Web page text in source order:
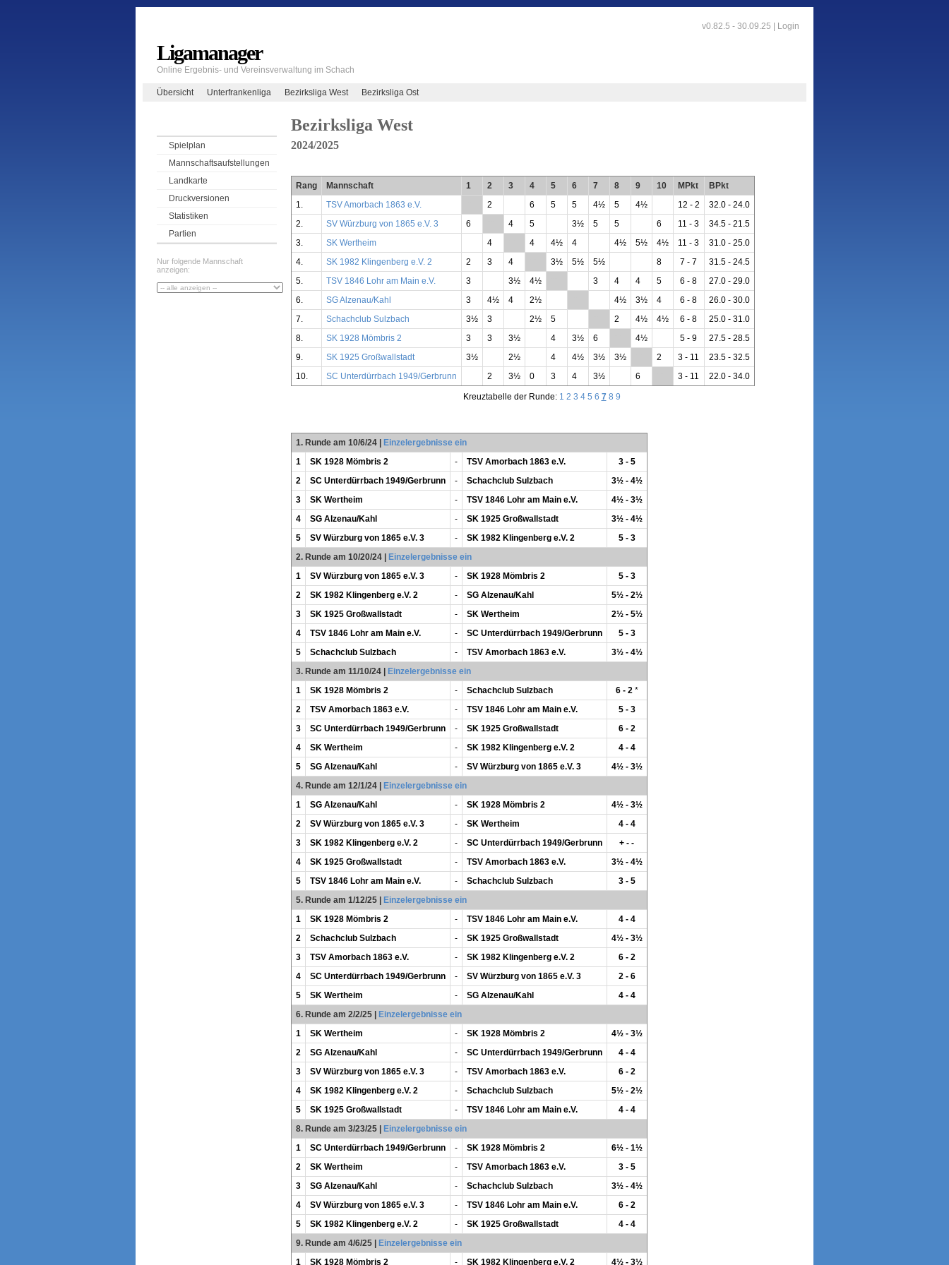
v0.82.5 - 30.09.25 | Login
Ligamanager
Online Ergebnis- und Vereinsverwaltung im Schach
Übersicht Unterfrankenliga Bezirksliga West Bezirksliga Ost
Spielplan
Mannschaftsaufstellungen
Landkarte
Druckversionen
Statistiken
Partien
Nur folgende Mannschaft
anzeigen:
Bezirksliga West
2024/2025
Rang Mannschaft 1 2 3 4 5 6 7 8 9 10 MPkt
BPkt
1.
TSV Amorbach 1863 e.V. 2 6 5 5 4½ 5 4½ 12 - 2
32.0 - 24.0
2.
SV Würzburg von 1865 e.V. 3 6 4 5 3½ 5 5 6 11 - 3
34.5 - 21.5
3.
SK Wertheim 4 4 4½ 4 4½ 5½ 4½ 11 - 3
31.0 - 25.0
4.
SK 1982 Klingenberg e.V. 2 2 3 4 3½ 5½ 5½ 8 7 - 7
31.5 - 24.5
5.
TSV 1846 Lohr am Main e.V. 3 3½ 4½ 3 4 4 5 6 - 8
27.0 - 29.0
6.
SG Alzenau/Kahl 3 4½ 4 2½ 4½ 3½ 4 6 - 8
26.0 - 30.0
7.
Schachclub Sulzbach 3½ 3 2½ 5 2 4½ 4½ 6 - 8
25.0 - 31.0
8.
SK 1928 Mömbris 2 3 3 3½ 4 3½ 6 4½ 5 - 9
27.5 - 28.5
9.
SK 1925 Großwallstadt 3½ 2½ 4 4½ 3½ 3½ 2 3 - 11
23.5 - 32.5
10.
SC Unterdürrbach 1949/Gerbrunn 2 3½ 0 3 4 3½ 6 3 - 11 22.0 - 34.0
Kreuztabelle der Runde: 1 2 3 4 5 6 7 8 9
1. Runde am 10/6/24| Einzelergebnisse ein
1
SK 1928 Mömbris 2 - TSV Amorbach 1863 e.V.
3 - 5
2
SC Unterdürrbach 1949/Gerbrunn - Schachclub Sulzbach
3½ - 4½
3
SK Wertheim - TSV 1846 Lohr am Main e.V.
4½ - 3½
4
SG Alzenau/Kahl - SK 1925 Großwallstadt
3½ - 4½
5
SV Würzburg von 1865 e.V. 3 - SK 1982 Klingenberg e.V. 2
5 - 3
2. Runde am 10/20/24| Einzelergebnisse ein
1
SV Würzburg von 1865 e.V. 3 - SK 1928 Mömbris 2
5 - 3
2
SK 1982 Klingenberg e.V. 2 - SG Alzenau/Kahl
5½ - 2½
3
SK 1925 Großwallstadt - SK Wertheim
2½ - 5½
4
TSV 1846 Lohr am Main e.V. - SC Unterdürrbach 1949/Gerbrunn
5 - 3
5
Schachclub Sulzbach - TSV Amorbach 1863 e.V.
3½ - 4½
3. Runde am 11/10/24| Einzelergebnisse ein
1
SK 1928 Mömbris 2 - Schachclub Sulzbach 6 - 2 *
2
TSV Amorbach 1863 e.V. - TSV 1846 Lohr am Main e.V.
5 - 3
3
SC Unterdürrbach 1949/Gerbrunn - SK 1925 Großwallstadt
6 - 2
4
SK Wertheim - SK 1982 Klingenberg e.V. 2
4 - 4
5
SG Alzenau/Kahl - SV Würzburg von 1865 e.V. 3
4½ - 3½
4. Runde am 12/1/24| Einzelergebnisse ein
1
SG Alzenau/Kahl - SK 1928 Mömbris 2
4½ - 3½
2
SV Würzburg von 1865 e.V. 3 - SK Wertheim
4 - 4
3
SK 1982 Klingenberg e.V. 2 - SC Unterdürrbach 1949/Gerbrunn
+ - -
4
SK 1925 Großwallstadt - TSV Amorbach 1863 e.V.
3½ - 4½
5
TSV 1846 Lohr am Main e.V. - Schachclub Sulzbach
3 - 5
5. Runde am 1/12/25| Einzelergebnisse ein
1
SK 1928 Mömbris 2 - TSV 1846 Lohr am Main e.V.
4 - 4
2
Schachclub Sulzbach - SK 1925 Großwallstadt
4½ - 3½
3
TSV Amorbach 1863 e.V. - SK 1982 Klingenberg e.V. 2
6 - 2
4
SC Unterdürrbach 1949/Gerbrunn - SV Würzburg von 1865 e.V. 3
2 - 6
5
SK Wertheim - SG Alzenau/Kahl
4 - 4
6. Runde am 2/2/25| Einzelergebnisse ein
1
SK Wertheim - SK 1928 Mömbris 2
4½ - 3½
2
SG Alzenau/Kahl - SC Unterdürrbach 1949/Gerbrunn
4 - 4
3
SV Würzburg von 1865 e.V. 3 - TSV Amorbach 1863 e.V.
6 - 2
4
SK 1982 Klingenberg e.V. 2 - Schachclub Sulzbach
5½ - 2½
5
SK 1925 Großwallstadt - TSV 1846 Lohr am Main e.V.
4 - 4
8. Runde am 3/23/25| Einzelergebnisse ein
1
SC Unterdürrbach 1949/Gerbrunn - SK 1928 Mömbris 2
6½ - 1½
2
SK Wertheim - TSV Amorbach 1863 e.V.
3 - 5
3
SG Alzenau/Kahl - Schachclub Sulzbach
3½ - 4½
4
SV Würzburg von 1865 e.V. 3 - TSV 1846 Lohr am Main e.V.
6 - 2
5
SK 1982 Klingenberg e.V. 2 - SK 1925 Großwallstadt
4 - 4
9. Runde am 4/6/25| Einzelergebnisse ein
1
SK 1928 Mömbris 2 - SK 1982 Klingenberg e.V. 2 4½ - 3½